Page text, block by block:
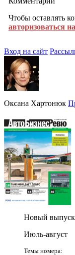
Чтобы оставлять
авторизоваться
Вход на сайт
Оксана Хартонюк
Новый выпуск
Июль-август
Темы номера: